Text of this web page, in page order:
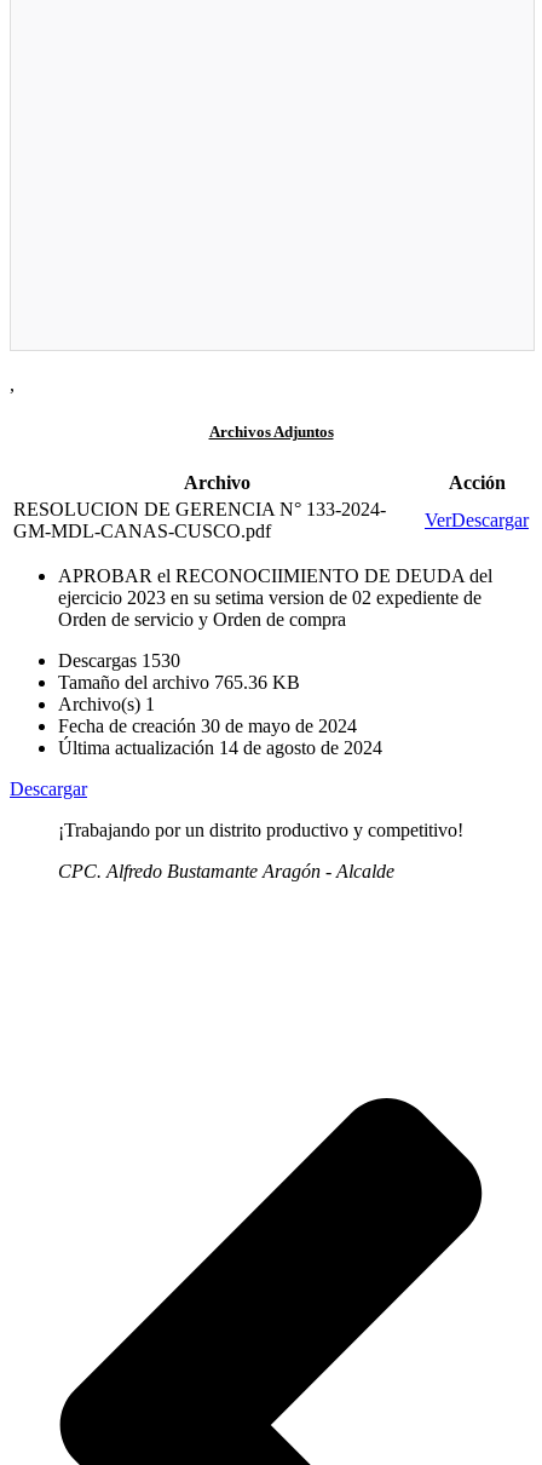
,
Archivos Adjuntos
Archivo
Acción
RESOLUCION DE GERENCIA N° 133-2024-
GM-MDL-CANAS-CUSCO.pdf
VerDescargar
APROBAR el RECONOCIIMIENTO DE DEUDA del
ejercicio 2023 en su setima version de 02 expediente de
Orden de servicio y Orden de compra
Descargas 1530
Tamaño del archivo 765.36 KB
Archivo(s) 1
Fecha de creación 30 de mayo de 2024
Última actualización 14 de agosto de 2024
Descargar
¡Trabajando por un distrito productivo y competitivo!
CPC. Alfredo Bustamante Aragón - Alcalde